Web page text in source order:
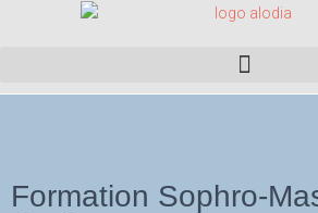
Formation Sophro-